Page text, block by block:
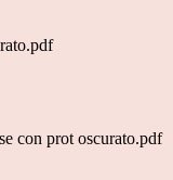
con prot oscurato.pdf